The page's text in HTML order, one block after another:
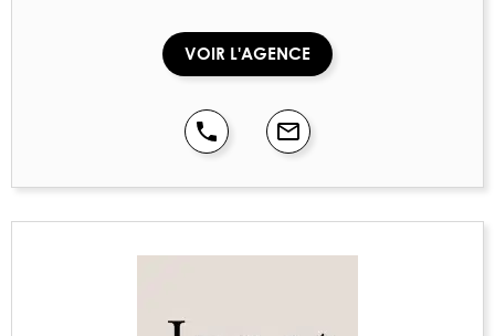
VOIR L'AGENCE